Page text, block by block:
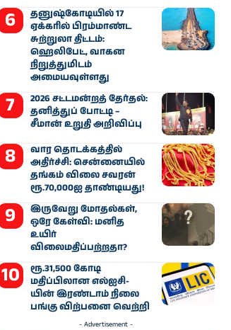
தனுஷ்கோடியில் 17
ஏக்கரில் பிரம்மாண்ட
சுற்றுலா திட்டம்:
ஹெலிபேட், வாகன
நிறுத்துமிடம்
அமையவுள்ளது
2026 சட்டமன்றத் தேர்தல்:
தனித்துப் போட்டி –
சீமான் உறுதி அறிவிப்பு
வார தொடக்கத்தில்
அதிர்ச்சி: சென்னையில்
தங்கம் விலை சவரன்
ரூ.70,000ஐ தாண்டியது!
இருவேறு மோதல்கள்,
ஒரே கேள்வி: மனித
உயிர்
விலைமதிப்பற்றதா?
ரூ.31,500 கோடி
மதிப்பிலான எல்ஐசி-​
யின் இரண்​டாம் நிலை
பங்கு விற்பனை வெற்றி
- Advertisement -